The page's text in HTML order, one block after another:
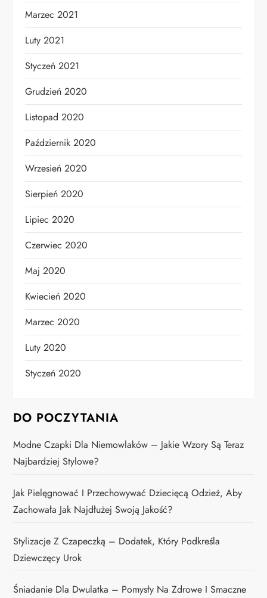
Marzec 2021
Luty 2021
Styczeń 2021
Grudzień 2020
Listopad 2020
Październik 2020
Wrzesień 2020
Sierpień 2020
Lipiec 2020
Czerwiec 2020
Maj 2020
Kwiecień 2020
Marzec 2020
Luty 2020
Styczeń 2020
DO POCZYTANIA
Modne Czapki Dla Niemowlaków – Jakie Wzory Są Teraz
Najbardziej Stylowe?
Jak Pielęgnować I Przechowywać Dziecięcą Odzież, Aby
Zachowała Jak Najdłużej Swoją Jakość?
Stylizacje Z Czapeczką – Dodatek, Który Podkreśla
Dziewczęcy Urok
Śniadanie Dla Dwulatka – Pomysły Na Zdrowe I Smaczne